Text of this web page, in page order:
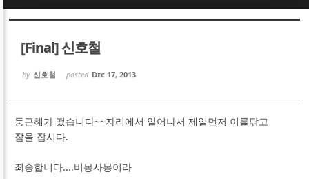
[Final] 신호철
by 신호철 posted Dec 17, 2013
둥근해가 떴습니다~~자리에서 일어나서 제일먼저 이를닦고
잠을 잡시다.
죄송합니다....비몽사몽이라
Sketchbook5, 스케치북5
Sketchbook5, 스케치북5
Sketchbook5, 스케치북5
Sketchbook5, 스케치북5